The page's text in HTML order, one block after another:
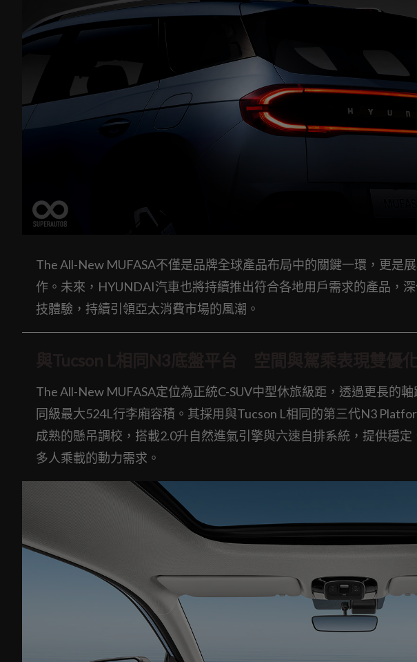
The All-New MUFASA不僅是品牌全球產品布局中的關鍵一環，更是
作。未來，HYUNDAI汽車也將持續推出符合各地用戶需求的產品，
技體驗，持續引領亞太消費市場的風潮。
The All-New MUFASA定位為正統C-SUV中型休旅級距，透過更長的
同級最大524L行李廂容積。其採用與Tucson L相同的第三代N3
成熟的懸吊調校，搭載2.0升自然進氣引擎與六速自排系統，提供穩
多人乘載的動力需求。